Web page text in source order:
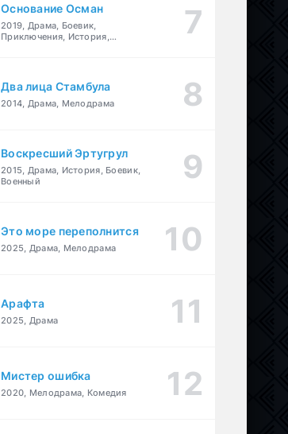
Основание Осман
2019, Драма, Боевик,
Приключения, История,
Два лица Стамбула
2014, Драма, Мелодрама
Воскресший Эртугрул
2015, Драма, История, Боевик,
Военный
Это море переполнится
2025, Драма, Мелодрама
Арафта
2025, Драма
Мистер ошибка
2020, Мелодрама, Комедия